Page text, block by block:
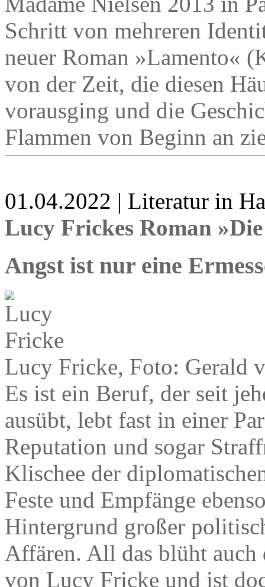
Schritt von mehreren
neuer Roman »Lamento«
von der Zeit, die diesen
vorausging und die
Flammen von Beginn an
01.04.2022 | Literatur in
Lucy Frickes Roman
Angst ist nur eine
Lucy Fricke, Foto: Gerald
Es ist ein Beruf, der seit
ausübt, lebt fast in einer
Reputation und sogar
Klischee der
Feste und Empfänge
Hintergrund großer
Affären. All das blüht auch
von Lucy Fricke und ist